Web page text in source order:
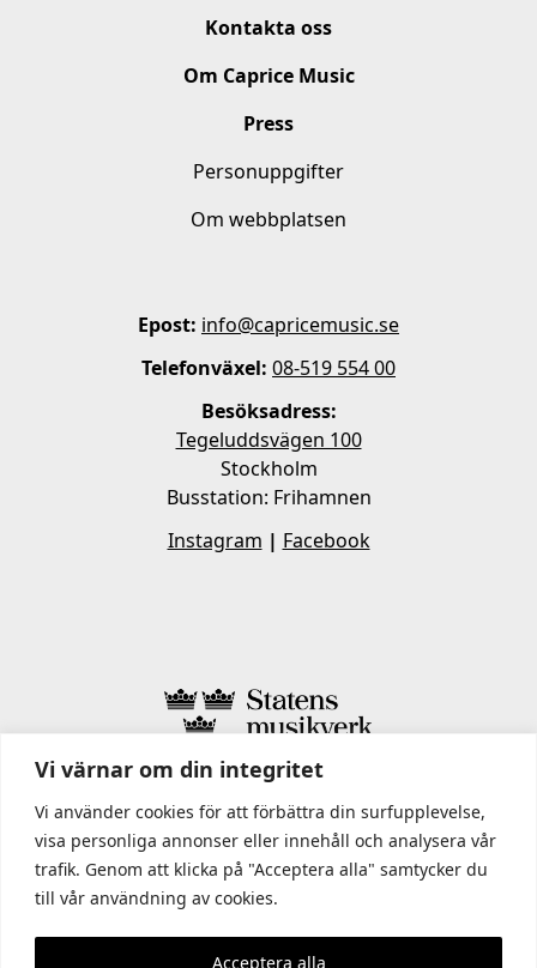
Vi värnar om din integritet
Vi använder cookies för att förbättra din surfupplevelse,
visa personliga annonser eller innehåll och analysera vår
trafik. Genom att klicka på "Acceptera alla" samtycker du
till vår användning av cookies.
Acceptera alla
Kontakta oss
Om Caprice Music
Press
Personuppgifter
Om webbplatsen
Epost: info@capricemusic.se
Telefonväxel: 08-519 554 00
Besöksadress:
Tegeluddsvägen 100
Stockholm
Busstation: Frihamnen
Instagram | Facebook
I STATENS MUSIKVERK INGÅR